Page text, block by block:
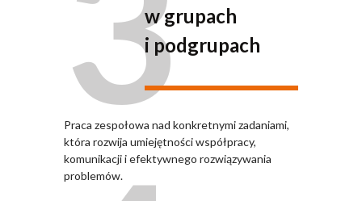
w grupach
i podgrupach
Praca zespołowa nad konkretnymi zadaniami,
która rozwija umiejętności współpracy,
komunikacji i efektywnego rozwiązywania
problemów.